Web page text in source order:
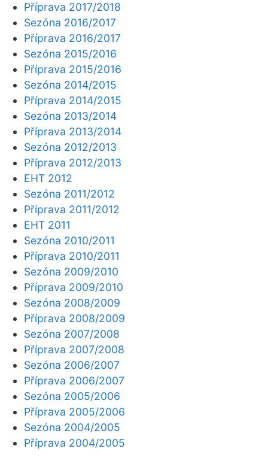
Příprava 2017/2018
Sezóna 2016/2017
Příprava 2016/2017
Sezóna 2015/2016
Příprava 2015/2016
Sezóna 2014/2015
Příprava 2014/2015
Sezóna 2013/2014
Příprava 2013/2014
Sezóna 2012/2013
Příprava 2012/2013
EHT 2012
Sezóna 2011/2012
Příprava 2011/2012
EHT 2011
Sezóna 2010/2011
Příprava 2010/2011
Sezóna 2009/2010
Příprava 2009/2010
Sezóna 2008/2009
Příprava 2008/2009
Sezóna 2007/2008
Příprava 2007/2008
Sezóna 2006/2007
Příprava 2006/2007
Sezóna 2005/2006
Příprava 2005/2006
Sezóna 2004/2005
Příprava 2004/2005